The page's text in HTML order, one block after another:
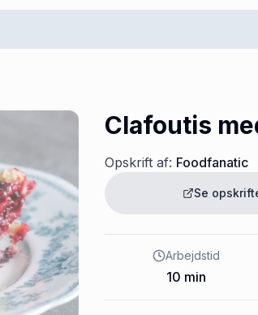
Clafoutis
Opskrift af: Foodfanatic
Se
Arbejdstid
10 min